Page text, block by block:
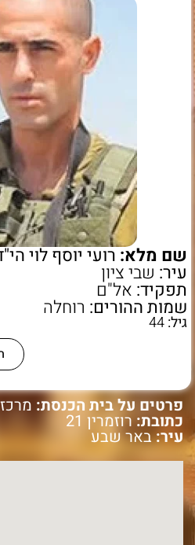
שם מלא:רועי יוסף לוי
עיר: שבי ציון
תפקיד: אל"ם
שמות ההורים: רוחלה
גיל:44
פרטים על בית הכנסת:
כתובת: רוזמרין 21
עיר:באר שבע